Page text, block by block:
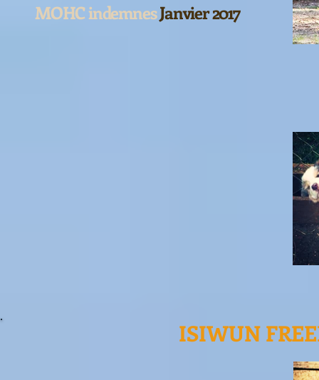
MOHC indemnesJanvier 2017
ISIWUN